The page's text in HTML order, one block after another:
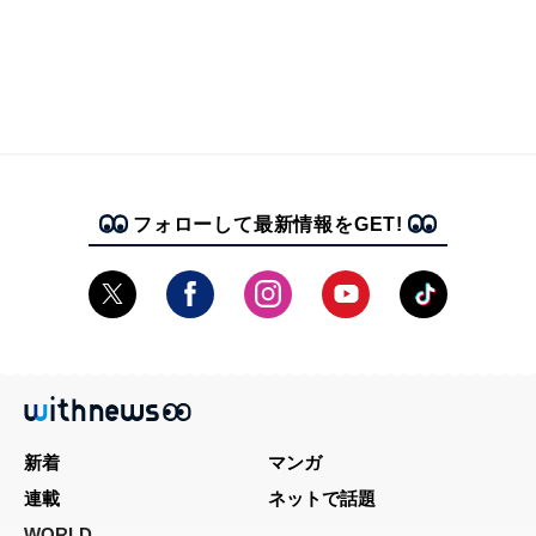
フォローして最新情報をGET!
新着
マンガ
連載
ネットで話題